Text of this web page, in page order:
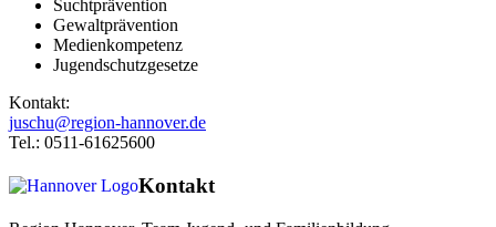
Suchtprävention
Gewaltprävention
Medienkompetenz
Jugendschutzgesetze
Kontakt:
juschu@region-hannover.de
Tel.: 0511-61625600
Kontakt